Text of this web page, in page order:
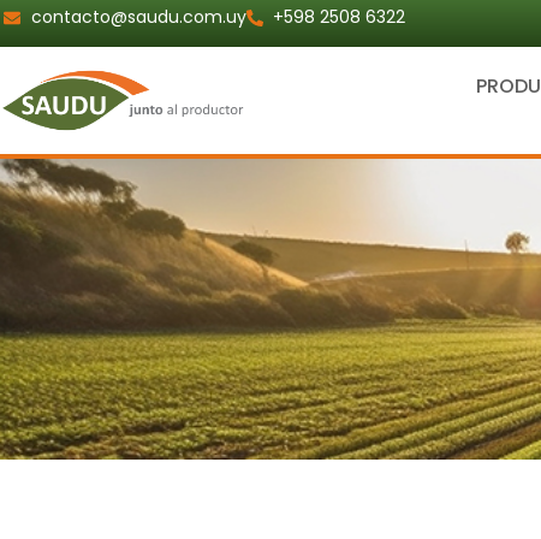
Ir
al
contenido
contacto@saudu.com.uy +598 2508 6322